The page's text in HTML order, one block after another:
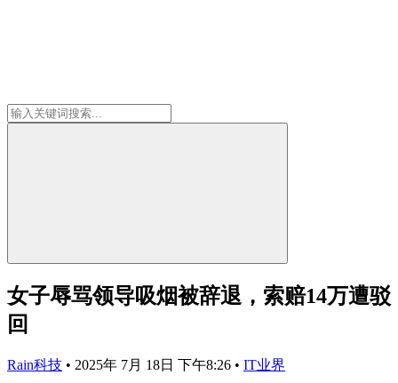
女子辱骂领导吸烟被辞退，索赔14万遭驳
回
Rain科技 • 2025年 7月 18日 下午8:26 • IT业界